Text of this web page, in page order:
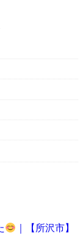
｜【所沢市】